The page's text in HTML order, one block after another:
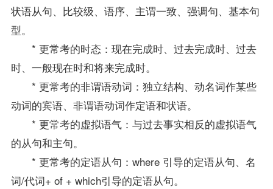
状语从句、比较级、语序、主谓一致、强调句、基本句
型。
* 更常考的时态：现在完成时、过去完成时、过去
时、一般现在时和将来完成时。
* 更常考的非谓语动词：独立结构、动名词作某些
动词的宾语、非谓语动词作定语和状语。
* 更常考的虚拟语气：与过去事实相反的虚拟语气
的从句和主句。
* 更常考的定语从句：where 引导的定语从句、名
词/代词+ of + which引导的定语从句。